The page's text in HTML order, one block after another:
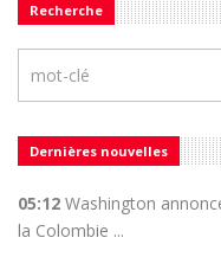
Recherche
Dernières nouvelles
05:12 Washington
la Colombie ...